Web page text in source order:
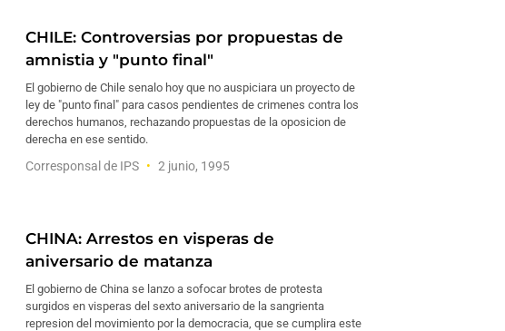
CHILE: Controversias por propuestas de
amnistia y "punto final"
El gobierno de Chile senalo hoy que no auspiciara un proyecto de
ley de "punto final" para casos pendientes de crimenes contra los
derechos humanos, rechazando propuestas de la oposicion de
derecha en ese sentido.
Corresponsal de IPS 2 junio, 1995
CHINA: Arrestos en visperas de
aniversario de matanza
El gobierno de China se lanzo a sofocar brotes de protesta
surgidos en visperas del sexto aniversario de la sangrienta
represion del movimiento por la democracia, que se cumplira este